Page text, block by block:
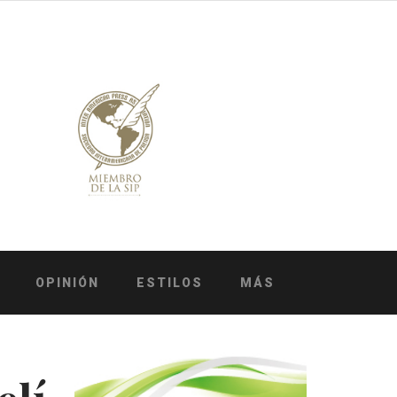
OPINIÓN ESTILOS MÁS